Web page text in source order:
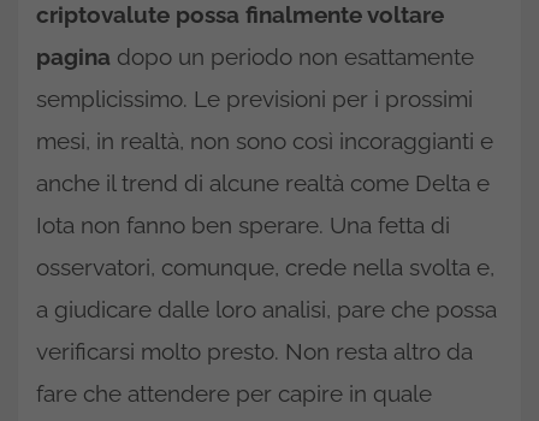
criptovalute possa finalmente voltare
pagina dopo un periodo non esattamente
semplicissimo. Le previsioni per i prossimi
mesi, in realtà, non sono così incoraggianti e
anche il trend di alcune realtà come Delta e
Iota non fanno ben sperare. Una fetta di
osservatori, comunque, crede nella svolta e,
a giudicare dalle loro analisi, pare che possa
verificarsi molto presto. Non resta altro da
fare che attendere per capire in quale